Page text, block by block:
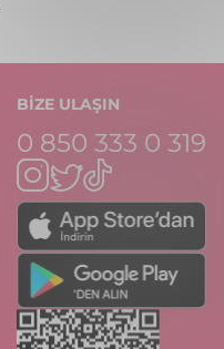
BİZE ULAŞIN
0 850 333 0 319